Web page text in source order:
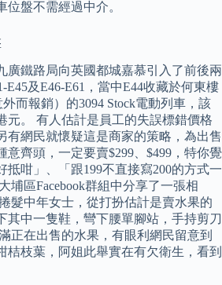
盤不需經過中介。
廣鐵路局向英國都城嘉慕引入了前後兩
E45及E46-E61，當中E44收藏於何東樓
而報銷）的3094 Stock電動列車，該
元。 有人估計是員工的失誤標錯價格
有網民就懷疑這是商家的策略，為出售
意齊頭，一定要賣$299、$499，特你覺
抵咁」、「跟199不直接寫200的方式一
埔區Facebook群組中分享了一張相
髮中年女士，從打扮估計是賣水果的
其中一隻鞋，彎下腰單腳站，手持剪刀
正在出售的水果，有眼利網民留意到
桔枝葉，阿姐此舉實在有欠衛生，看到